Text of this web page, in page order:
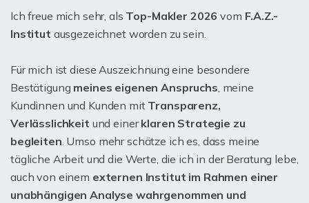
Ich freue mich sehr, als Top-Makler 2026vom F.A.Z.-
Institut ausgezeichnet worden zu sein.
Für mich ist diese Auszeichnung eine besondere
Bestätigung meines eigenen Anspruchs, meine
Kundinnen und Kunden mit Transparenz,
Verlässlichkeit und einerklaren Strategie zu
begleiten. Umso mehr schätze ich es, dass meine
tägliche Arbeit und die Werte, die ich in der Beratung lebe,
auch von einem externen Institut im Rahmen einer
unabhängigen Analyse wahrgenommen und